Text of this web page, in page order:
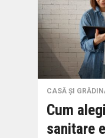
CASĂ ȘI
Cum
sanitare